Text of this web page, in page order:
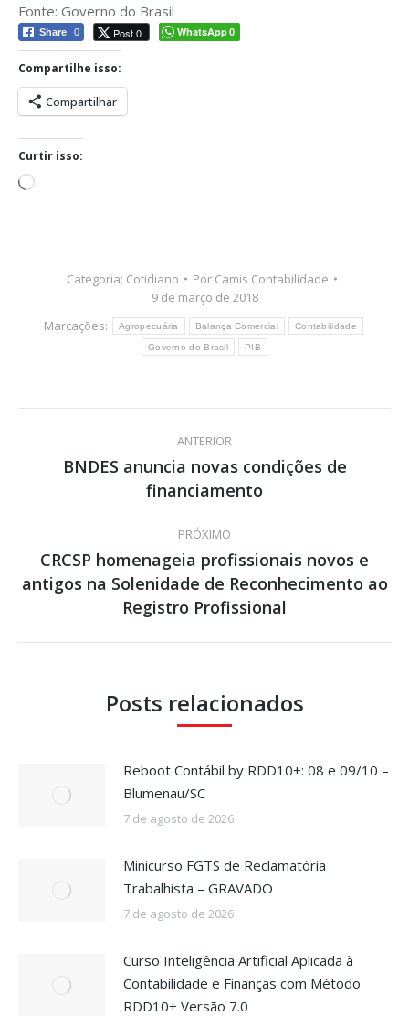
Fonte: Governo do Brasil
Share 0 Post 0 WhatsApp0
Compartilhe isso:
Compartilhar
Curtir isso:
Carregando...
Categoria: Cotidiano Por Camis Contabilidade
9 de março de 2018
Marcações:
Agropecuária Balança Comercial Contabilidade
Governo do Brasil PIB
NavegaçãoANTERIOR
Post
anterior:
BNDES anuncia novas condições de
financiamento
PRÓXIMO
Próximo
post:
CRCSP homenageia profissionais novos e
antigos na Solenidade de Reconhecimento ao
Registro Profissional
Posts relacionados
Reboot Contábil by RDD10+: 08 e 09/10 –
Blumenau/SC
7 de agosto de 2026
Minicurso FGTS de Reclamatória
Trabalhista – GRAVADO
7 de agosto de 2026
Curso Inteligência Artificial Aplicada à
Contabilidade e Finanças com Método
RDD10+ Versão 7.0